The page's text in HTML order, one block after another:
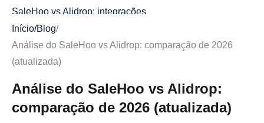
SaleHoo vs Alidrop: integrações
SaleHoo vs Alidrop: produtos e nichos de dropshipping
SaleHoo vs Alidrop: preços
SaleHoo vs Alidrop: envio, devoluções e reembolsos
SaleHoo vs Alidrop: interface de usuário e facilidade de
Início/Blog/
Análise do SaleHoo vs Alidrop: comparação de 2026
(atualizada)
Análise do SaleHoo vs Alidrop:
comparação de 2026 (atualizada)